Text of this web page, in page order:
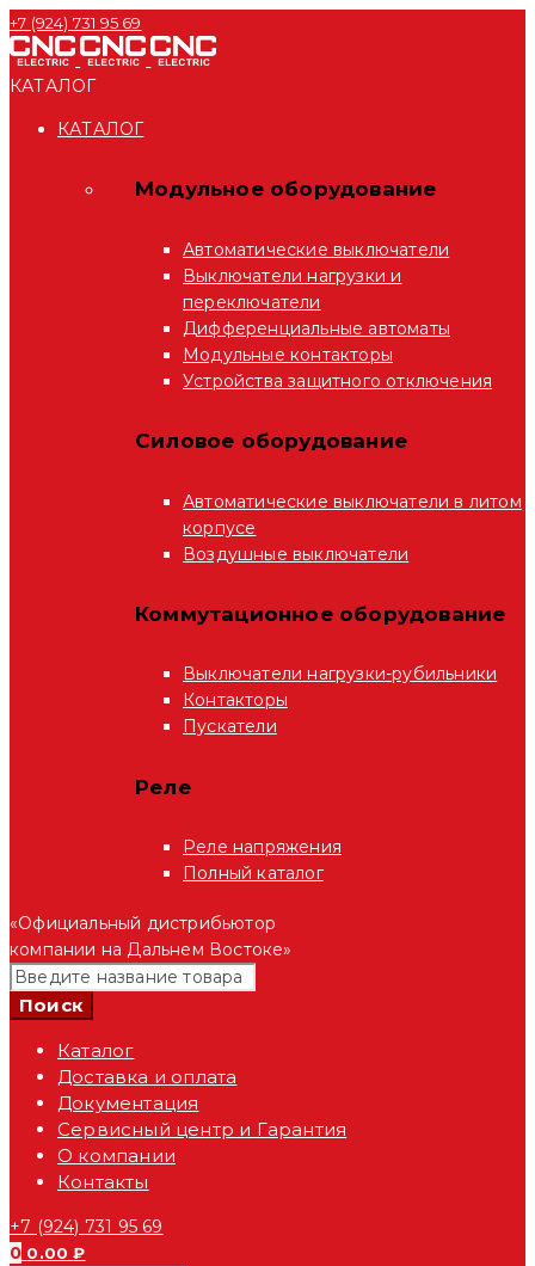
+7 (924) 731 95 69
КАТАЛОГ
КАТАЛОГ
Модульное оборудование
Автоматические выключатели
Выключатели нагрузки и
переключатели
Дифференциальные автоматы
Модульные контакторы
Устройства защитного отключения
Силовое оборудование
Автоматические выключатели в литом
корпусе
Воздушные выключатели
Коммутационное оборудование
Выключатели нагрузки-рубильники
Контакторы
Пускатели
Реле
Реле напряжения
Полный каталог
«Официальный дистрибьютор
компании на Дальнем Востоке»
Каталог
Доставка и оплата
Документация
Сервисный центр и Гарантия
О компании
Контакты
+7 (924) 731 95 69
0 0.00₽